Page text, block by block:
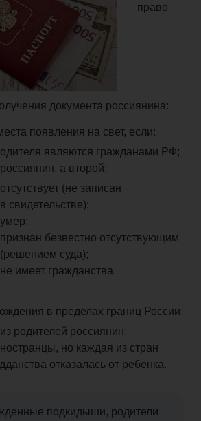
право
документа россиянина:
появления на свет, если:
являются гражданами РФ;
а второй:
отсутствует (не записан
в свидетельстве);
умер;
признан безвестно отсутствующим
(решением суда);
не имеет гражданства.
в пределах границ России:
родителей россиянин;
но каждая из стран
отказалась от ребенка.
подкидыши, родители